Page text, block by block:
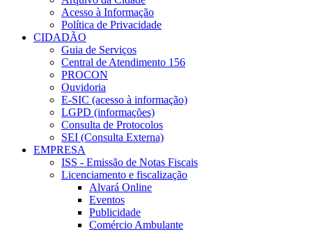
Acesso à Informação
Política de Privacidade
CIDADÃO
Guia de Serviços
Central de Atendimento 156
PROCON
Ouvidoria
E-SIC (acesso à informação)
LGPD (informações)
Consulta de Protocolos
SEI (Consulta Externa)
EMPRESA
ISS - Emissão de Notas Fiscais
Licenciamento e fiscalização
Alvará Online
Eventos
Publicidade
Comércio Ambulante